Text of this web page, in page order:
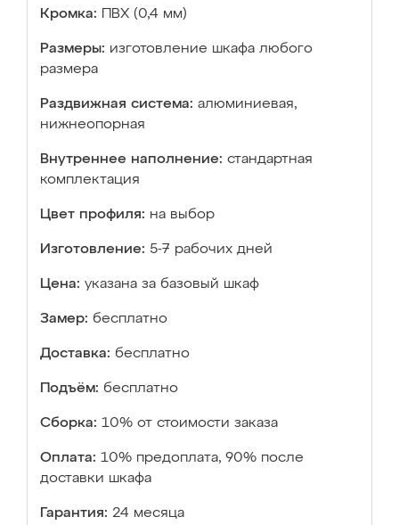
Кромка: ПВХ (0,4 мм)
Размеры: изготовление шкафа любого
размера
Раздвижная система: алюминиевая,
нижнеопорная
Внутреннее наполнение: стандартная
комплектация
Цвет профиля: на выбор
Изготовление: 5-7 рабочих дней
Цена: указана за базовый шкаф
Замер: бесплатно
Доставка: бесплатно
Подъём: бесплатно
Сборка: 10% от стоимости заказа
Оплата: 10% предоплата, 90% после
доставки шкафа
Гарантия: 24 месяца